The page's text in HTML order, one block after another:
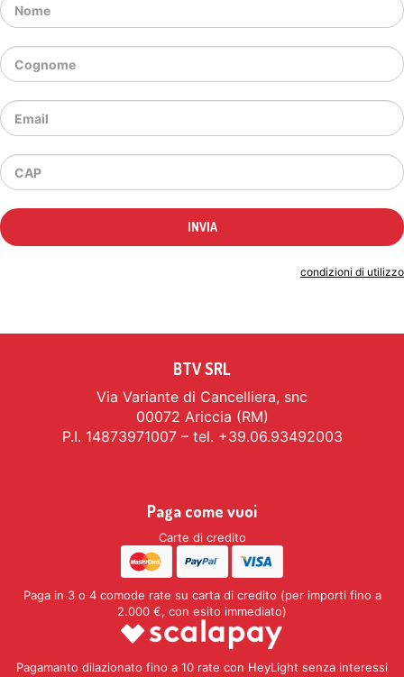
condizioni di utilizzo
BTV SRL
Via Variante di Cancelliera, snc
00072 Ariccia (RM)
P.I. 14873971007 – tel. +39.06.93492003
Paga come vuoi
Carte di credito
Paga in 3 o 4 comode rate su carta di credito (per importi fino a
2.000 €, con esito immediato)
Pagamanto dilazionato fino a 10 rate con HeyLight senza interessi